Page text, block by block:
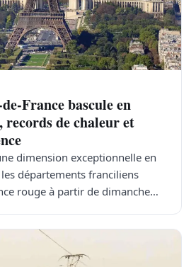
France bascule en
records de chaleur et
dimension exceptionnelle en
départements franciliens
rouge à partir de dimanche…